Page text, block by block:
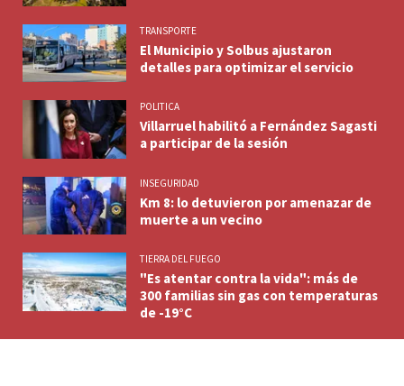
TRANSPORTE
El Municipio y Solbus ajustaron
detalles para optimizar el servicio
POLITICA
Villarruel habilitó a Fernández Sagasti
a participar de la sesión
INSEGURIDAD
Km 8: lo detuvieron por amenazar de
muerte a un vecino
TIERRA DEL FUEGO
"Es atentar contra la vida": más de
300 familias sin gas con temperaturas
de -19°C